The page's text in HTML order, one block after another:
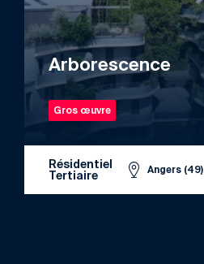
Arborescence
Gros œuvre
Résidentiel
Tertiaire Angers (49)